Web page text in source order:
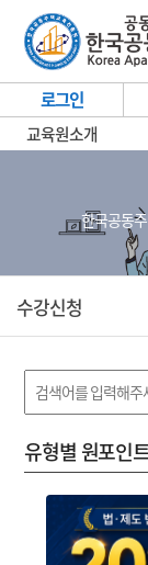
로그인
교육원소개
한국공동
수강신청
유형별 원포인